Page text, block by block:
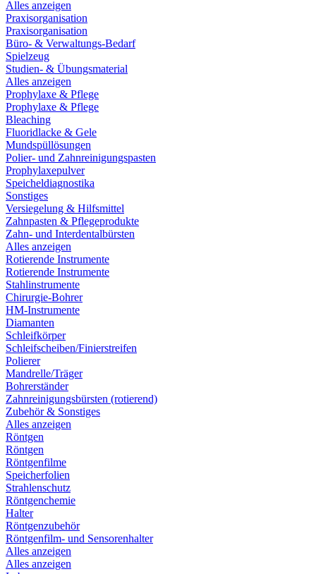
Alles anzeigen
Praxisorganisation
Praxisorganisation
Büro- & Verwaltungs-Bedarf
Spielzeug
Studien- & Übungsmaterial
Alles anzeigen
Prophylaxe & Pflege
Prophylaxe & Pflege
Bleaching
Fluoridlacke & Gele
Mundspüllösungen
Polier- und Zahnreinigungspasten
Prophylaxepulver
Speicheldiagnostika
Sonstiges
Versiegelung & Hilfsmittel
Zahnpasten & Pflegeprodukte
Zahn- und Interdentalbürsten
Alles anzeigen
Rotierende Instrumente
Rotierende Instrumente
Stahlinstrumente
Chirurgie-Bohrer
HM-Instrumente
Diamanten
Schleifkörper
Schleifscheiben/Finierstreifen
Polierer
Mandrelle/Träger
Bohrerständer
Zahnreinigungsbürsten (rotierend)
Zubehör & Sonstiges
Alles anzeigen
Röntgen
Röntgen
Röntgenfilme
Speicherfolien
Strahlenschutz
Röntgenchemie
Halter
Röntgenzubehör
Röntgenfilm- und Sensorenhalter
Alles anzeigen
Alles anzeigen